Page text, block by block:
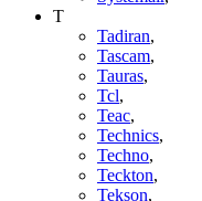
T
Tadiran,
Tascam,
Tauras,
Tcl,
Teac,
Technics,
Techno,
Teckton,
Tekson,